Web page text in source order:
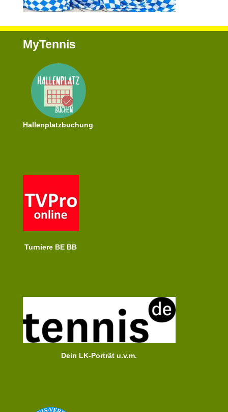
MyTennis
Hallenplatzbuchung
Turniere BE BB
Dein LK-Porträt u.v.m.